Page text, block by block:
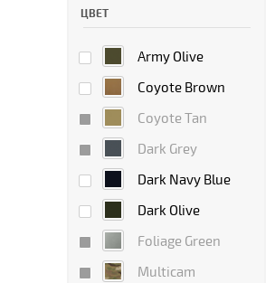
ЦВЕТ
Army Olive
Coyote Brown
Coyote Tan
Dark Grey
Dark Navy Blue
Dark Olive
Foliage Green
Multicam